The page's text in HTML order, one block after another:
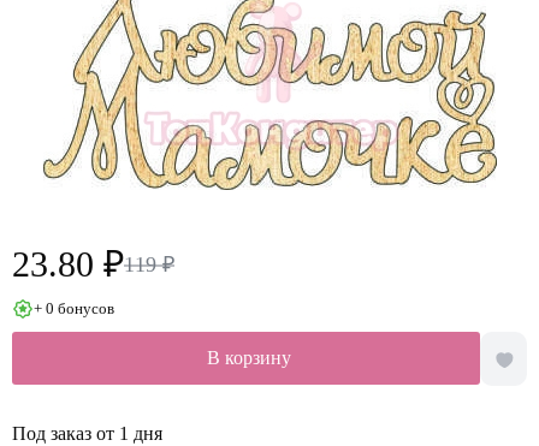
23.80 ₽119 ₽
+ 0 бонусов
В корзину
Под заказ от 1 дня